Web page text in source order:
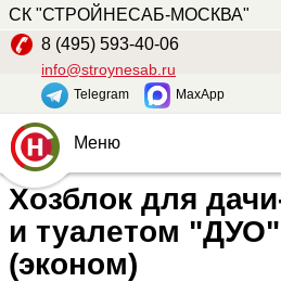
СК "СТРОЙНЕСАБ-МОСКВА"
8 (495) 593-40-06
info@stroynesab.ru
Telegram MaxApp
Главная
Каталог
Услуги
Меню
Хозблок для
и туалетом
(эконом)